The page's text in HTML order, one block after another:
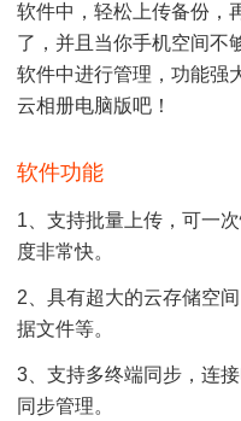
软件中，轻松上传备份，
了，并且当你手机空间不
软件中进行管理，功能强
云相册电脑版吧！
软件功能
1、支持批量上传，可一
度非常快。
2、具有超大的云存储空
据文件等。
3、支持多终端同步，连
同步管理。